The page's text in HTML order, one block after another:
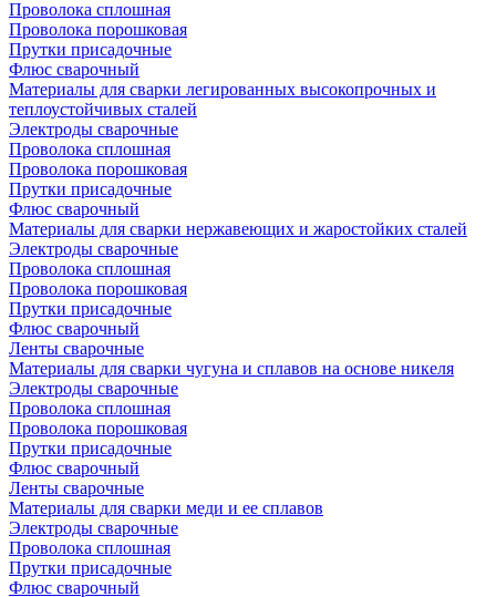
Проволока сплошная
Проволока порошковая
Прутки присадочные
Флюс сварочный
Материалы для сварки легированных высокопрочных и
теплоустойчивых сталей
Электроды сварочные
Проволока сплошная
Проволока порошковая
Прутки присадочные
Флюс сварочный
Материалы для сварки нержавеющих и жаростойких сталей
Электроды сварочные
Проволока сплошная
Проволока порошковая
Прутки присадочные
Флюс сварочный
Ленты сварочные
Материалы для сварки чугуна и сплавов на основе никеля
Электроды сварочные
Проволока сплошная
Проволока порошковая
Прутки присадочные
Флюс сварочный
Ленты сварочные
Материалы для сварки меди и ее сплавов
Электроды сварочные
Проволока сплошная
Прутки присадочные
Флюс сварочный